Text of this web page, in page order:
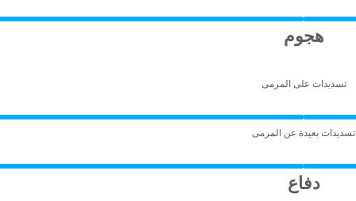
هجوم
تسديدات على المرمى
تسديدات بعيدة عن المرمى
دفاع